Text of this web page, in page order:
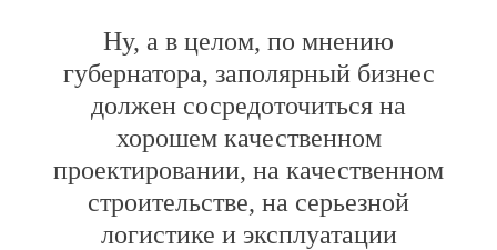
Ну, а в целом, по мнению
губернатора, заполярный бизнес
должен сосредоточиться на
хорошем качественном
проектировании, на качественном
строительстве, на серьезной
логистике и эксплуатации